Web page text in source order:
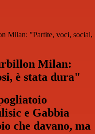
Milan: "Partite, voci, social,
Milan:
è stata dura"
e Gabbia
che davano, ma